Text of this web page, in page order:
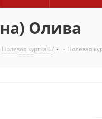
Олива
Полевая куртка L7 - Полевая